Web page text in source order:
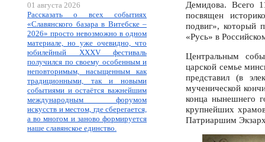
01 августа 2026
Рассказать о всех событиях
«Славянского базара в Витебске –
2026» просто невозможно в одном
материале, но уже очевидно, что
юбилейный XXXV фестиваль
получился по своему особенным и
неповторимым, насыщенным как
традиционными, так и новыми
событиями и остаётся важнейшим
международным форумом
искусств и местом, где сберегается,
а во многом и заново формируется
наше славянское единство.
Демидова. Всего
посвящен
подвиг», который
«Русь» в
Центральным
царской семье
представил (в
мученической
конца нынешнего
крупнейших
Патриаршим